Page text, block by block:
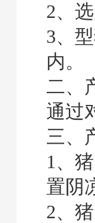
2、
3、
内。
二、
通过
三、
1、
置阴
2、